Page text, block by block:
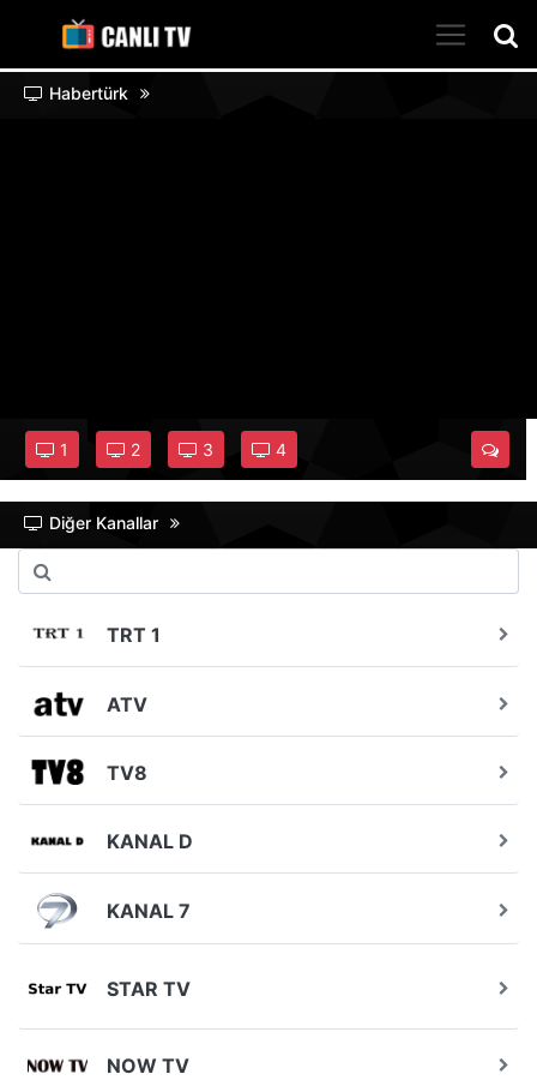
Habertürk
1 2 3 4
Diğer Kanallar
TRT 1
ATV
TV8
KANAL D
KANAL 7
STAR TV
NOW TV